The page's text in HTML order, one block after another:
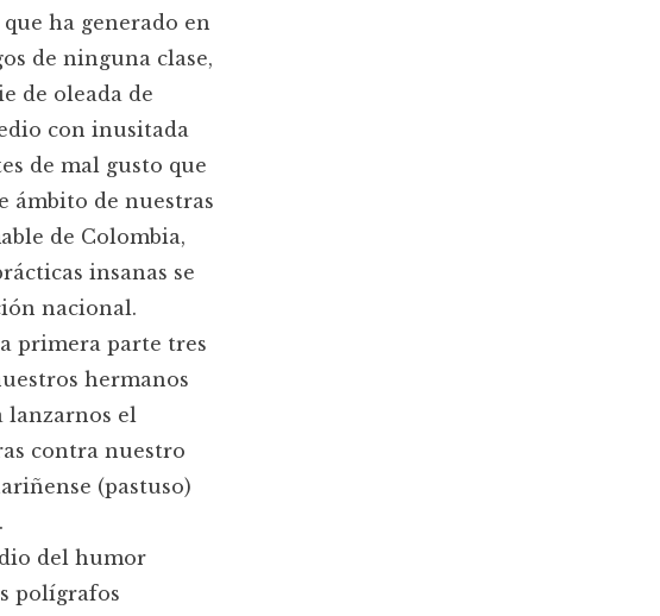
ha generado en
de ninguna clase,
de oleada de
con inusitada
de mal gusto que
ámbito de nuestras
de Colombia,
insanas se
nacional.
primera parte tres
hermanos
lanzarnos el
contra nuestro
(pastuso)
del humor
polígrafos